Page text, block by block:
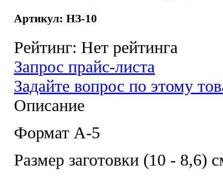
Артикул: НЗ-10
Рейтинг: Нет рейтинга
Запрос прайс-листа
Задайте вопрос по этому
Описание
Формат А-5
Размер заготовки (10 - 8,6)